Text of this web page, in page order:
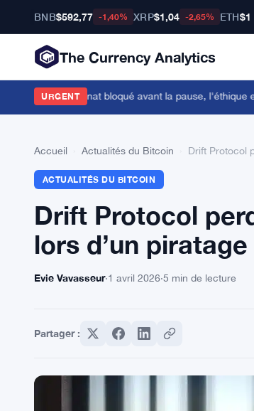
BNB$592,77 -1,40% XRP$1,04 -2,65% ETH$1
The Currency Analytics
URGENT
au Sénat bloqué avant la pause, l'éthique et
Accueil Actualités du Bitcoin Drift Protocol
ACTUALITÉS DU BITCOIN
Drift Protocol
lors d’un
Evie Vavasseur·1 avril 2026·5 min de lecture
Partager :